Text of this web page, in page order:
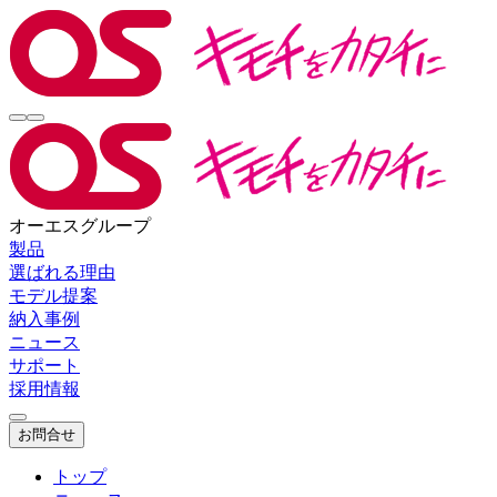
オーエスグループ
製品
選ばれる理由
モデル提案
納入事例
ニュース
サポート
採用情報
お問合せ
トップ